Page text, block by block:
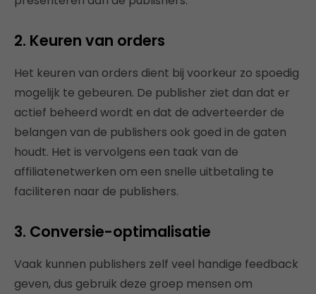
2. Keuren van orders
Het keuren van orders dient bij voorkeur zo spoedig
mogelijk te gebeuren. De publisher ziet dan dat er
actief beheerd wordt en dat de adverteerder de
belangen van de publishers ook goed in de gaten
houdt. Het is vervolgens een taak van de
affiliatenetwerken om een snelle uitbetaling te
faciliteren naar de publishers.
3. Conversie-optimalisatie
Vaak kunnen publishers zelf veel handige feedback
geven, dus gebruik deze groep mensen om